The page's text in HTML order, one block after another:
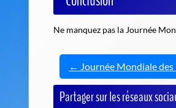
Ne manquez pas la Journée
← Journée Mondiale
Partager sur les réseaux